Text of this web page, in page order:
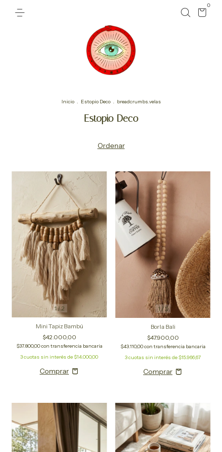
0
Inicio . Estopio Deco . breadcrumbs.velas
Estopio Deco
Ordenar
1/2
Mini Tapiz Bambú
$42.000,00
$37.800,00con transferencia bancaria
3cuotas sin interés de $14.000,00
1/2
Borla Bali
$47.900,00
$43.110,00con transferencia bancaria
3cuotas sin interés de $15.966,67